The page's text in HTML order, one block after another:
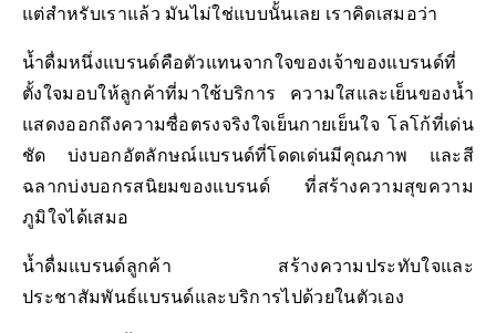
แต่สำหรับเราแล้ว มันไม่ใช่แบบนั้นเลย เราคิดเสมอว่า
น้ำดื่มหนึ่งแบรนด์คือตัวแทนจากใจของเจ้าของแบรนด์ที่
ตั้งใจมอบให้ลูกค้าที่มาใช้บริการ ความใสและเย็นของน้ำ
แสดงออกถึงความซื่อตรงจริงใจเย็นกายเย็นใจ โลโก้ที่เด่น
ชัด บ่งบอกอัตลักษณ์แบรนด์ที่โดดเด่นมีคุณภาพ และสี
ฉลากบ่งบอกรสนิยมของแบรนด์ ที่สร้างความสุขความ
ภูมิใจได้เสมอ
น้ำดื่มแบรนด์ลูกค้า สร้างความประทับใจและ
ประชาสัมพันธ์แบรนด์และบริการไปด้วยในตัวเอง